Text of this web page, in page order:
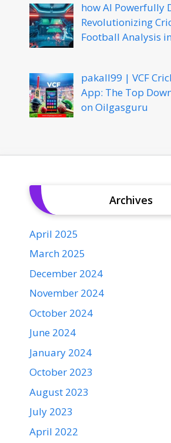
how AI Powerfully
Revolutionizing
Football Analysis
pakall99 | VCF
App: The Top
on Oilgasguru
Archives
April 2025
March 2025
December 2024
November 2024
October 2024
June 2024
January 2024
October 2023
August 2023
July 2023
April 2022